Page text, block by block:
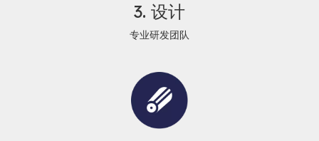
3. 设计​​​​​​​
专业研发团队